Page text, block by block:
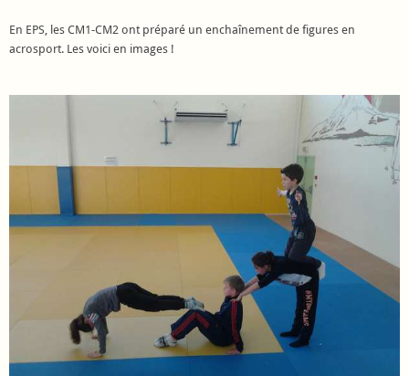
En EPS, les CM1-CM2 ont préparé un enchaînement de figures en
acrosport. Les voici en images !